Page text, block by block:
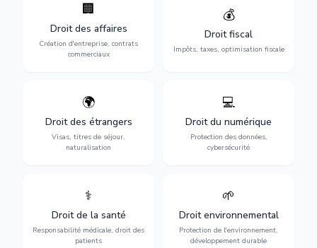
🏢
Droit des affaires
Création d'entreprise, contrats
commerciaux
Accompagnement complet
création, contrats
commerciaux, concurrence
et litiges.
💰
Droit fiscal
Impôts, taxes, optimisation fiscale
Optimisation de votre
situation fiscale :
déclarations, contentieux,
contrôles fiscaux et
planification.
🌍
Droit des étrangers
Visas, titres de séjour,
naturalisation
Obtention de vos droits de
séjour : visas, cartes de
séjour, regroupement
familial et naturalisation.
💻
Droit du numérique
Protection des données,
cybersécurité
Protection de vos activités
numériques : RGPD,
cybersécurité, e-commerce
et propriété digitale.
⚕️
Droit de la santé
Responsabilité médicale, droit des
patients
Défense de vos droits
médicales, responsabilité
des praticiens et
indemnisation.
🌱
Droit environnemental
Protection de l'environnement,
développement durable
Protection de
conformité
environnementale, litiges et
développement durable.